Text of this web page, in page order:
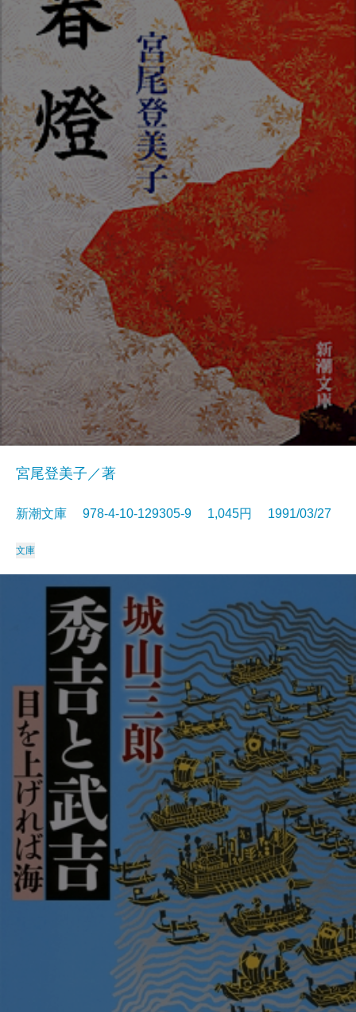
宮尾登美子／著
新潮文庫 978-4-10-129305-9 1,045円 1991/03/27
文庫